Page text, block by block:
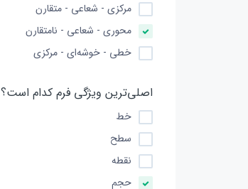
مرکزی - شعاعی - متقارن
محوری - شعاعی - نامتقارن
خطی - خوشه‌ای - مرکزی
اصلی‌ترین ویژگی فرم کدام است؟
خط
سطح
نقطه
حجم